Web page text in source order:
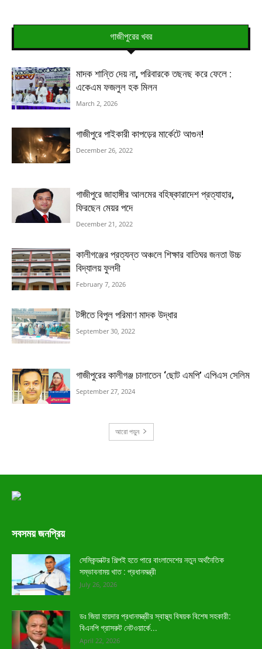
গাজীপুরের খবর
মাদক শান্তি দেয় না, পরিবারকে তছনছ করে ফেলে :
একেএম ফজলুল হক মিলন
March 2, 2026
গাজীপুরে পাইকারী কাপড়ের মার্কেটে আগুন!
December 26, 2022
গাজীপুরে জাহাঙ্গীর আলমের বহিষ্কারাদেশ প্রত্যাহার,
ফিরছেন মেয়র পদে
December 21, 2022
কালীগঞ্জের প্রত্যন্ত অঞ্চলে শিক্ষার বাতিঘর জনতা উচ্চ
বিদ্যালয় ফুলদী
February 7, 2026
টঙ্গীতে বিপুল পরিমাণ মাদক উদ্ধার
September 30, 2022
গাজীপুরের কালীগঞ্জ চালাতেন ‘ছোট এমপি’ এপিএস সেলিম
September 27, 2024
আরো পড়ুন
সবসময় জনপ্রিয়
সেমিকন্ডাক্টর শিল্পই হতে পারে বাংলাদেশের নতুন অর্থনৈতিক
সম্ভাবনাময় খাত : প্রধানমন্ত্রী
July 26, 2026
ডঃ জিয়া হায়দার প্রধানমন্ত্রীর স্বাস্থ্য বিষয়ক বিশেষ সহকারী:
বিএনপি গ্রাসরুট নেটওয়ার্কে...
April 22, 2026